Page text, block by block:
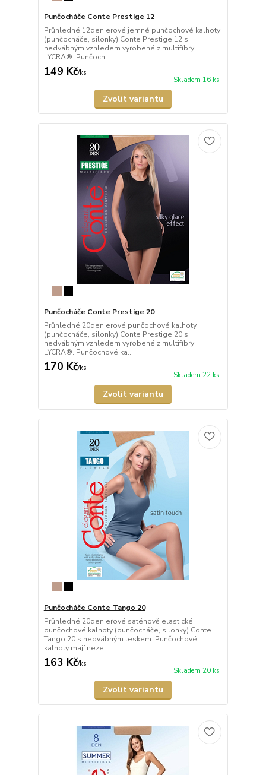
Punčocháče Conte Prestige 12
Průhledné 12denierové jemné punčochové kalhoty
(punčocháče, silonky) Conte Prestige 12 s
hedvábným vzhledem vyrobené z multifíbry
LYCRA®. Punčoch...
149 Kč/ks
Skladem 16 ks
Zvolit variantu
Punčocháče Conte Prestige 20
Průhledné 20denierové punčochové kalhoty
(punčocháče, silonky) Conte Prestige 20 s
hedvábným vzhledem vyrobené z multifíbry
LYCRA®. Punčochové ka...
170 Kč/ks
Skladem 22 ks
Zvolit variantu
Punčocháče Conte Tango 20
Průhledné 20denierové saténově elastické
punčochové kalhoty (punčocháče, silonky) Conte
Tango 20 s hedvábným leskem. Punčochové
kalhoty mají neze...
163 Kč/ks
Skladem 20 ks
Zvolit variantu